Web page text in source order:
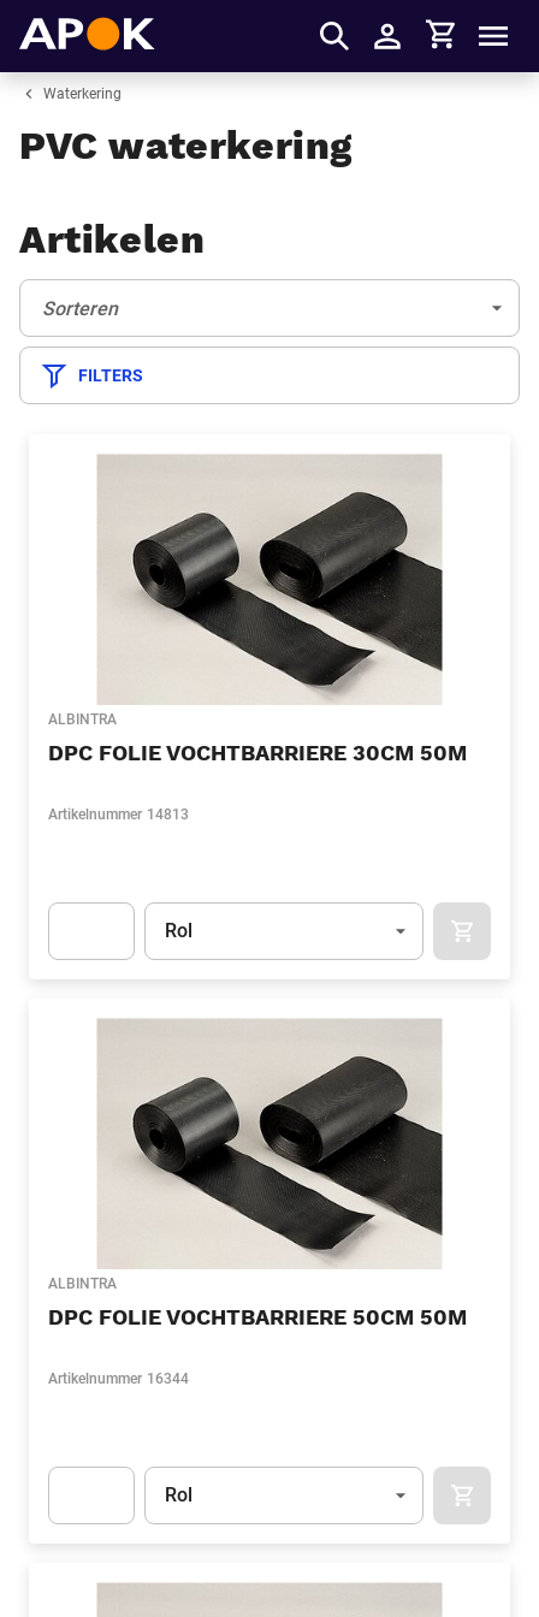
Inloggen
Winkelmandje
Waterkering
PVC waterkering
Artikelen
Sorteren:
Sorteren
FILTERS
ALBINTRA
DPC FOLIE VOCHTBARRIERE 30CM 50M
Artikelnummer 14813
Eenheid
Rol
ALBINTRA
DPC FOLIE VOCHTBARRIERE 50CM 50M
Artikelnummer 16344
Eenheid
Rol